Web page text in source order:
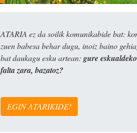
ATARIA ez da soilik komunikabide bat:
zuen babesa behar dugu, inoiz baino
bat daukagu esku artean: gure
falta zara, bazatoz?
EGIN ATARIKIDE!